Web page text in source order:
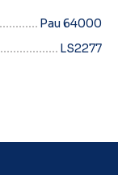
Pau 64000
LS2277